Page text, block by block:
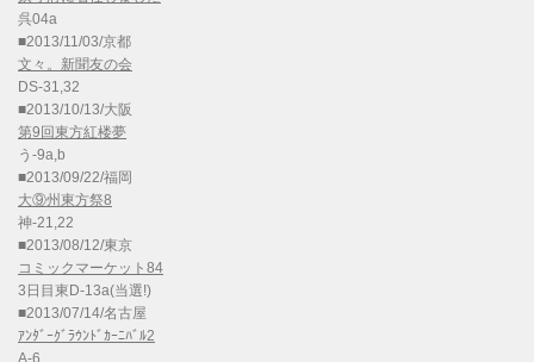
呉04a
■2013/11/03/京都
文々。新聞友の会
DS-31,32
■2013/10/13/大阪
第9回東方紅楼夢
う-9a,b
■2013/09/22/福岡
大⑨州東方祭8
神-21,22
■2013/08/12/東京
コミックマーケット84
3日目東D-13a(当選!)
■2013/07/14/名古屋
ｱﾝﾀﾞｰｸﾞﾗｳﾝﾄﾞｶｰﾆﾊﾞﾙ2
A-6